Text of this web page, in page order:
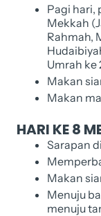
Pagi hari,
Mekkah
Rahmah,
Umrah ke
Makan
Makan
HARI KE 8
Sarapan
Makan
Menuju
menuju